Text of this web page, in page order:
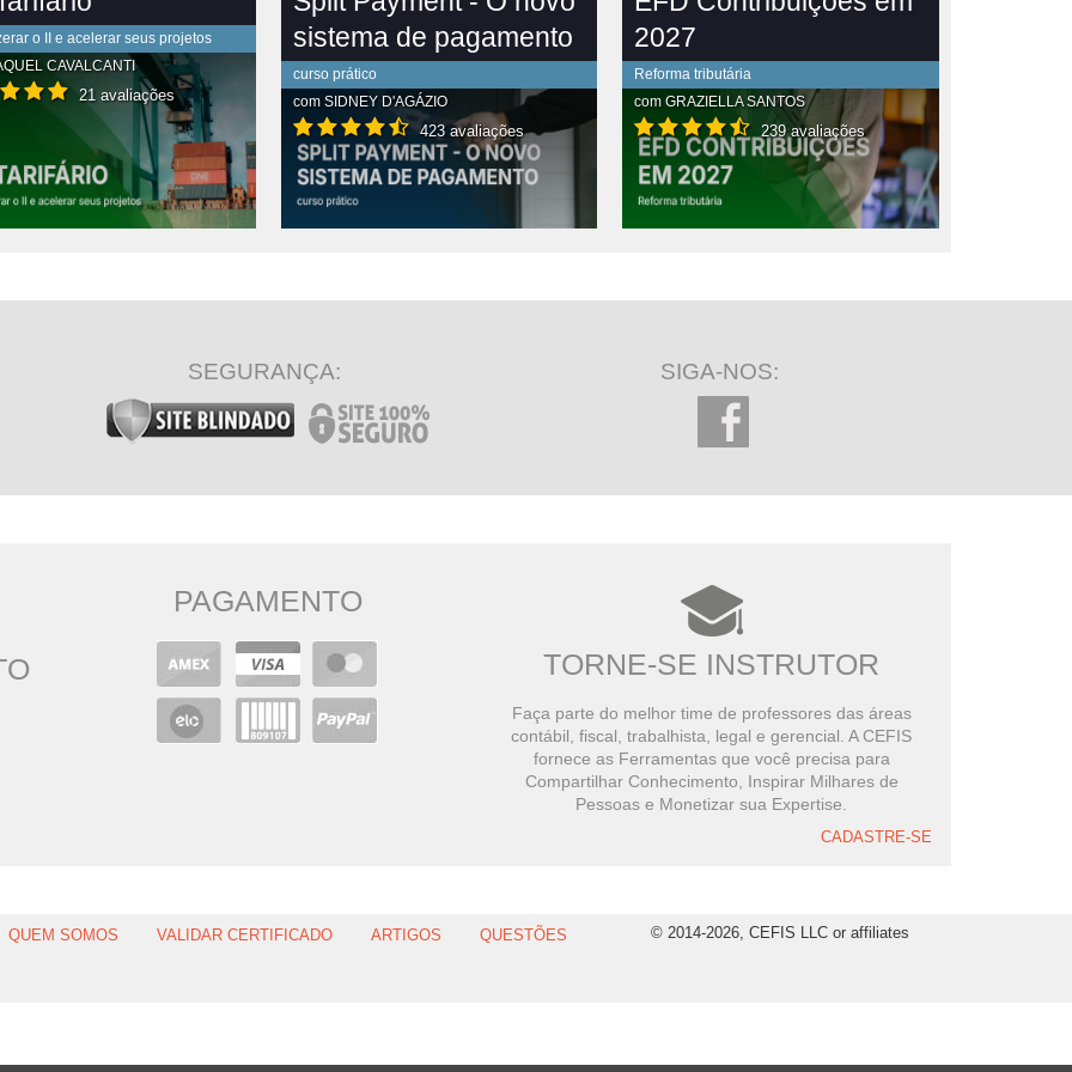
o II e acelerar seus projetos
CAVALCANTI
21 avaliações
sistema de pagamento
curso prático
com SIDNEY D'AGÁZIO
423 avaliações
CONTEÚDO COMPLETO
2027
Reforma tributária
comGRAZIELLA SANTOS
239 avaliações
VER CONTEÚDO COMPLETO
SEGURANÇA: SIGA-NOS:
PAGAMENTO
TORNE-SE INSTRUTOR
Faça parte do melhor time de professores das áreas
contábil, fiscal, trabalhista, legal e gerencial. A CEFIS
fornece as Ferramentas que você precisa para
Compartilhar Conhecimento, Inspirar Milhares de
Pessoas e Monetizar sua Expertise.
CADASTRE-SE
QUEM SOMOS VALIDAR CERTIFICADO ARTIGOS QUESTÕES © 2014-2026, CEFIS LLC or affiliates